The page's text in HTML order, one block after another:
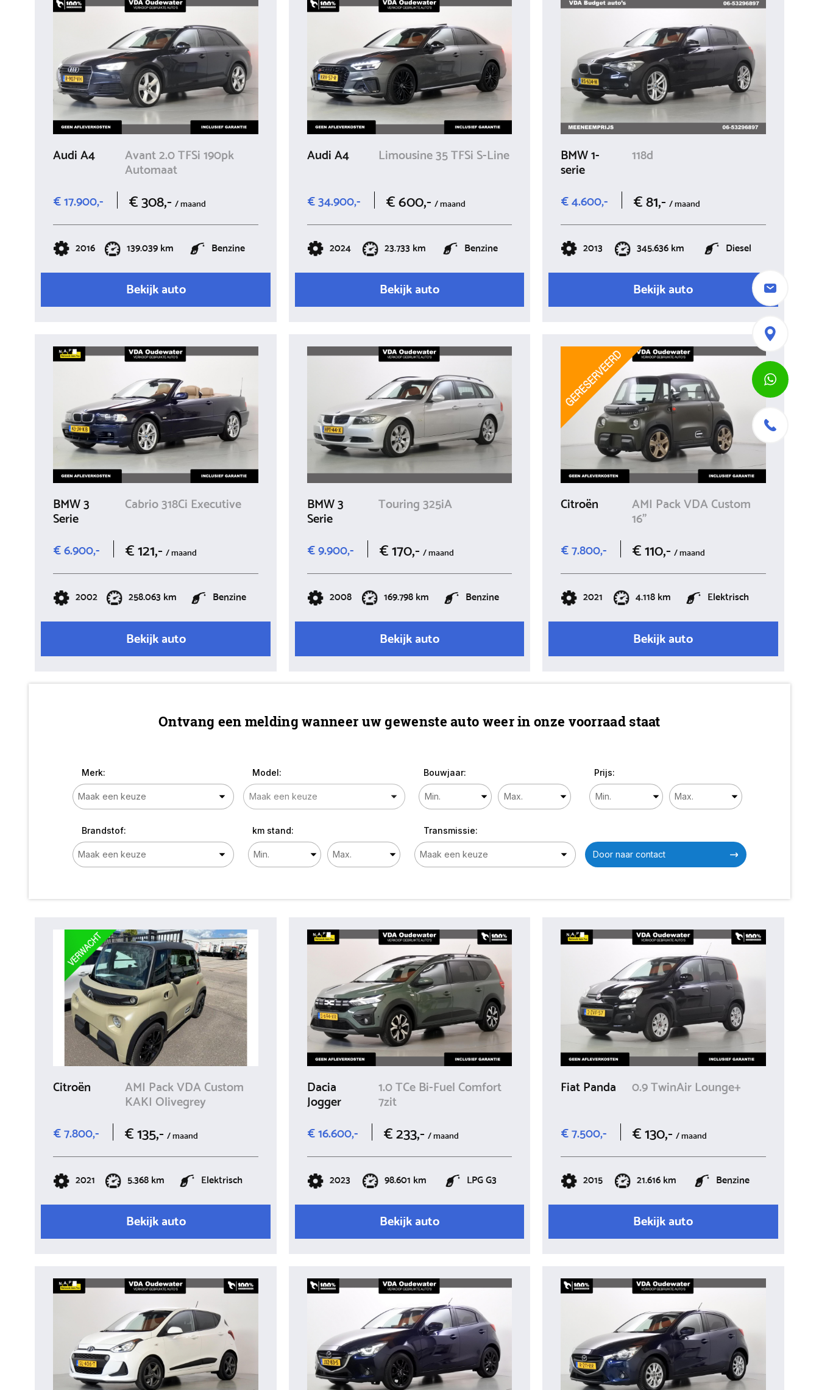
Audi A4 Avant 2.0 TFSi 190pk
Automaat
€ 17.900,-
€ 308,-/ maand
2016 139.039 km Benzine
Bekijk auto
Audi A4 Limousine 35 TFSi S-Line
€ 34.900,- € 600,- / maand
2024 23.733 km Benzine
Bekijk auto
BMW 1-
serie
118d
€ 4.600,- € 81,-/ maand
2013 345.636 km Diesel
Bekijk auto
BMW 3
Serie
Cabrio 318Ci Executive
€ 6.900,- € 121,-/ maand
2002 258.063 km Benzine
Bekijk auto
BMW 3
Serie
Touring 325iA
€ 9.900,- € 170,- / maand
2008 169.798 km Benzine
Bekijk auto
Citroën AMI Pack VDA Custom
16"
€ 7.800,-
€ 110,-/ maand
2021 4.118 km Elektrisch
Bekijk auto
Ontvang een melding wanneer uw gewenste auto weer in onze voorraad staat
Merk: Model: Bouwjaar: Prijs:
Brandstof: km stand: Transmissie:
Door naar contact
Citroën AMI Pack VDA Custom
KAKI Olivegrey
€ 7.800,-
€ 135,-/ maand
2021 5.368 km Elektrisch
Bekijk auto
Dacia
Jogger
1.0 TCe Bi-Fuel Comfort
7zit
€ 16.600,-
€ 233,- / maand
2023 98.601 km LPG G3
Bekijk auto
Fiat Panda 0.9 TwinAir Lounge+
€ 7.500,- € 130,-/ maand
2015 21.616 km Benzine
Bekijk auto